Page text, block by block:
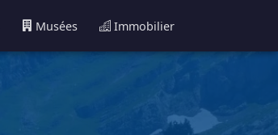
Musées Immobilier